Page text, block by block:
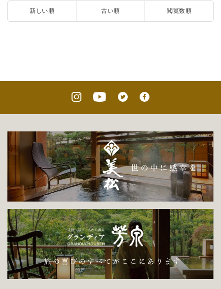
新しい順 古い順 閲覧数順